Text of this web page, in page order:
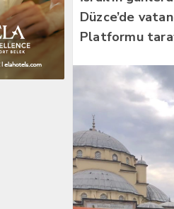
Düzce’de
Platformu